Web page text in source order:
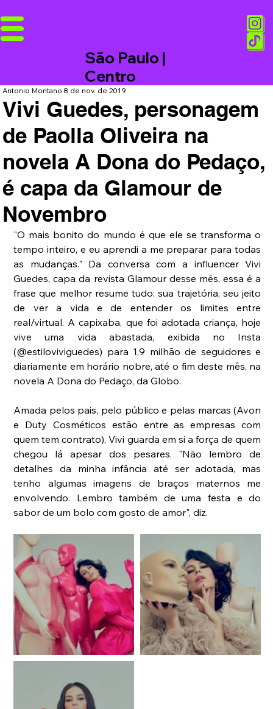
São Paulo |
Centro
Vivi Guedes, personagem
de Paolla Oliveira na
novela A Dona do Pedaço,
é capa da Glamour de
Novembro
Antonio Montano8 de nov. de 2019
"O mais bonito do mundo é que ele se transforma o
tempo inteiro, e eu aprendi a me preparar para todas
as mudanças." Da conversa com a influencer Vivi
Guedes, capa da revista Glamour desse mês, essa é a
frase que melhor resume tudo: sua trajetória, seu jeito
de ver a vida e de entender os limites entre
real/virtual. A capixaba, que foi adotada criança, hoje
vive uma vida abastada, exibida no Insta
(@estiloviviguedes) para 1,9 milhão de seguidores e
diariamente em horário nobre, até o fim deste mês, na
novela A Dona do Pedaço, da Globo.
Amada pelos pais, pelo público e pelas marcas (Avon
e Duty Cosméticos estão entre as empresas com
quem tem contrato), Vivi guarda em si a força de quem
chegou lá apesar dos pesares. "Não lembro de
detalhes da minha infância até ser adotada, mas
tenho algumas imagens de braços maternos me
envolvendo. Lembro também de uma festa e do
sabor de um bolo com gosto de amor", diz.